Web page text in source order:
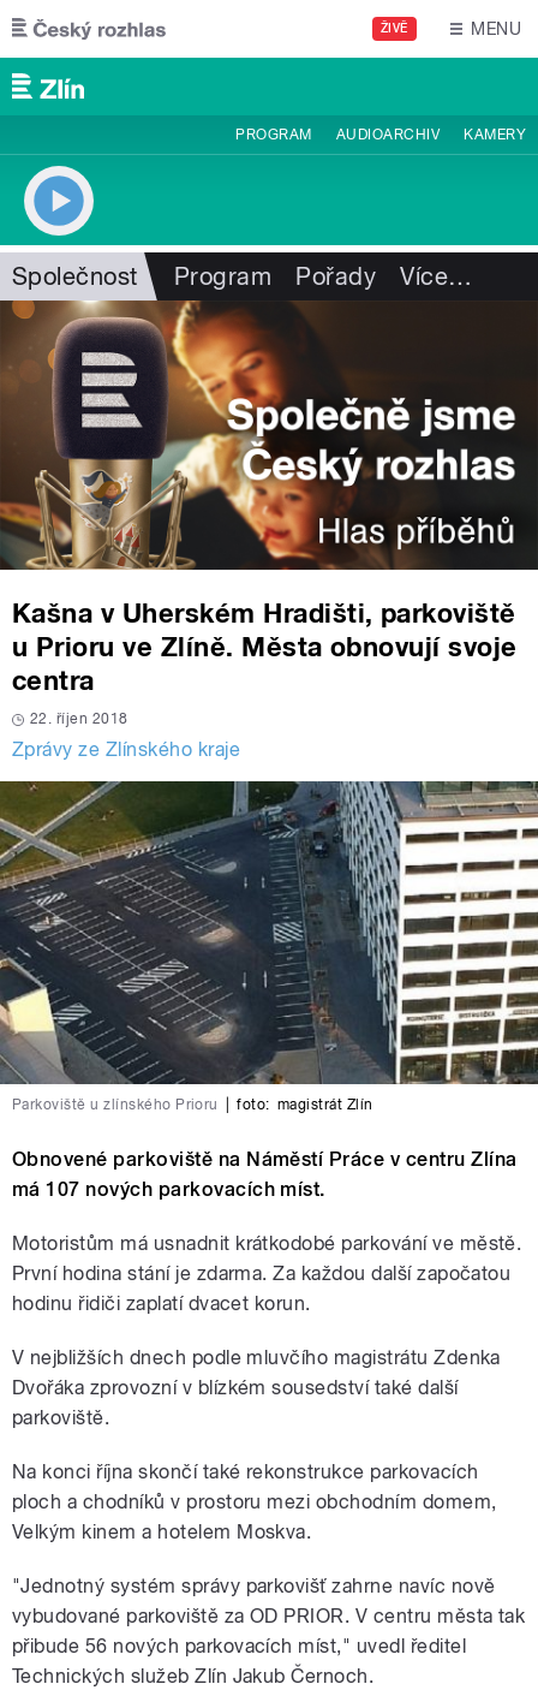
Přejít k hlavnímu obsahu
ŽIVĚ MENU
PROGRAM AUDIOARCHIV KAMERY
Společnost Program Pořady Více…
Kašna v Uherském Hradišti, parkoviště
u Prioru ve Zlíně. Města obnovují svoje
centra
22. říjen 2018
Zprávy ze Zlínského kraje
Parkoviště u zlínského Prioru foto: magistrát Zlín
Obnovené parkoviště na Náměstí Práce v centru Zlína
má 107 nových parkovacích míst.
Motoristům má usnadnit krátkodobé parkování ve městě.
První hodina stání je zdarma. Za každou další započatou
hodinu řidiči zaplatí dvacet korun.
V nejbližších dnech podle mluvčího magistrátu Zdenka
Dvořáka zprovozní v blízkém sousedství také další
parkoviště.
Na konci října skončí také rekonstrukce parkovacích
ploch a chodníků v prostoru mezi obchodním domem,
Velkým kinem a hotelem Moskva.
"Jednotný systém správy parkovišť zahrne navíc nově
vybudované parkoviště za OD PRIOR. V centru města tak
přibude 56 nových parkovacích míst," uvedl ředitel
Technických služeb Zlín Jakub Černoch.